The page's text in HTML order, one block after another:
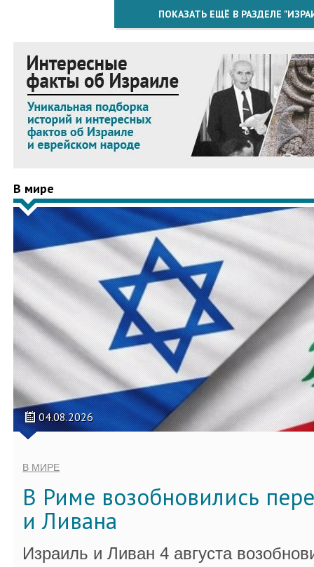
ПОКАЗАТЬ ЕЩЁ В РАЗДЕЛЕ
В мире
04.08.2026
В МИРЕ
В Риме возобновились
и Ливана
Израиль и Ливан 4 августа